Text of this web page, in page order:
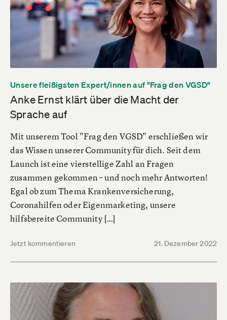
Unsere fleißigsten Expert/innen auf "Frag den VGSD"
Anke Ernst klärt über die Macht der
Sprache auf
Mit unserem Tool "Frag den VGSD" erschließen wir
das Wissen unserer Community für dich. Seit dem
Launch ist eine vierstellige Zahl an Fragen
zusammen gekommen – und noch mehr Antworten!
Egal ob zum Thema Krankenversicherung,
Coronahilfen oder Eigenmarketing, unsere
hilfsbereite Community […]
Jetzt kommentieren 21. Dezember 2022